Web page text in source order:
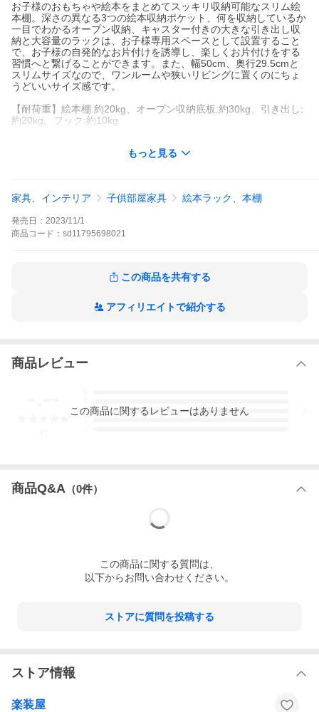
お子様のおもちゃや絵本をまとめてスッキリ収納可能なスリム絵
本棚。深さの異なる3つの絵本収納ポケット、何を収納しているか
一目でわかるオープン収納、キャスター付きの大きな引き出し収
納と大容量のラックは、お子様専用スペースとして設置すること
で、お子様の自発的なお片付けを誘導し、楽しくお片付けをする
習慣へと繋げることができます。また、幅50cm、奥行29.5cmと
スリムサイズなので、ワンルームや狭いリビングに置くのにちょ
うどいいサイズ感です。
【耐荷重】絵本棚:約20kg、オープン収納底板:約30kg、引き出し:
約20kg、フック:約10kg
【サイズ】幅54x奥行き29.5x高さ90cm/約17.5kg 梱包サイズ 110
科書ラック ブックラック 木製 お片付け おもちゃラック おもちゃ
安全 デザイン かわいい キュート 小さ目 小さめ お子様用 キッズ
用 キッズ家具 学習 自然素材 安心 ナチュラル 教育 育児 知育 おし
※組立サービスオプションご利用可能な商品です。（別途送料が掛かり
なります。（※ご注文時に「送料無料」と表記されている場合や自動計
算される場合でも別途お見積り）
もっと見る
家具、インテリア 子供部屋家具 絵本ラック、本棚
発売日： 2023/11/1
商品 コード： sd11795698021
この商品を共有する
アフィリエイトで紹介する
商品レビュー
3
この商品に関するレビューはありません
商品Q&A （0件）
この商品に関する質問は、
以下からお問い合わせください。
ストアに質問を投稿する
ストア情報
楽装屋